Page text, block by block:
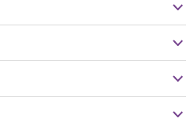
+7(831)244-18-51
+7(831)431-77-30